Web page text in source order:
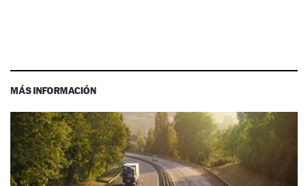
MÁS INFORMACIÓN